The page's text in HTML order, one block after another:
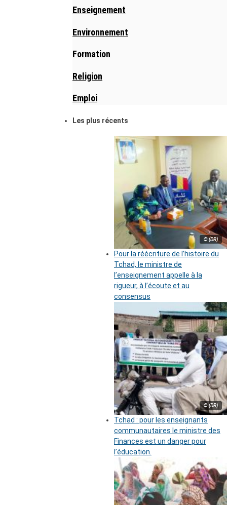
Enseignement
Environnement
Formation
Religion
Emploi
Les plus récents
© (DR)
Pour la réécriture de l’histoire du
Tchad, le ministre de
l’enseignement appelle à la
rigueur, à l’écoute et au
consensus
© (DR)
Tchad : pour les enseignants
communautaires le ministre des
Finances est un danger pour
l’éducation.